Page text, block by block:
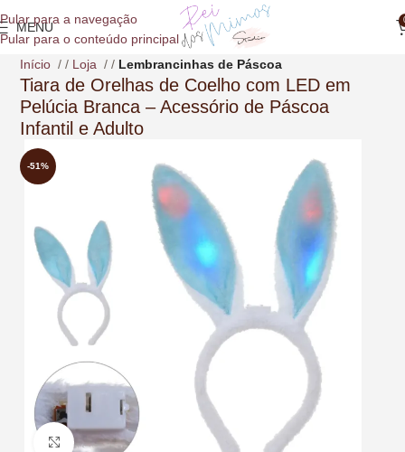
conteúdo
Pular para a navegação
Pular para o conteúdo principal
MENU
Início / Loja / Lembrancinhas de Páscoa
Tiara de Orelhas de Coelho com LED em
Pelúcia Branca – Acessório de Páscoa
Infantil e Adulto
-51%
Clique para ampliar